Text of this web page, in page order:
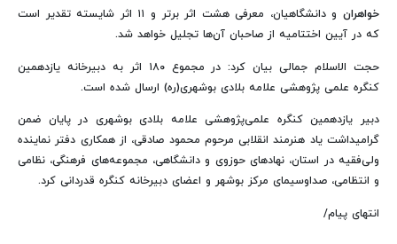
خواهران
و دانشگاهیان، معرفی هشت اثر برتر و ۱۱ اثر شایسته تقدیر است
که در آیین اختتامیه از صاحبان آن‌ها تجلیل خواهد شد.
حجت الاسلام جمالی بیان کرد: در مجموع ۱۸۰ اثر به دبیرخانه یازدهمین
کنگره علمی پژوهشی علامه بلادی بوشهری(ره) ارسال شده است.
دبیر یازدهمین کنگره علمی‌پژوهشی علامه بلادی بوشهری در پایان ضمن
گرامیداشت یاد هنرمند انقلابی مرحوم محمود صادقی، از همکاری دفتر نماینده
ولی‌فقیه در استان، نهادهای حوزوی و دانشگاهی، مجموعه‌های فرهنگی، نظامی
و انتظامی، صداوسیمای مرکز بوشهر و اعضای دبیرخانه کنگره قدردانی کرد.
انتهای پیام/